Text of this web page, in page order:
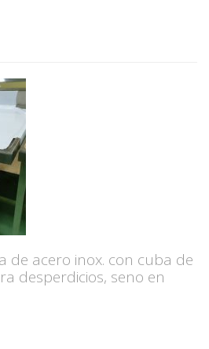
de acero inox. con cuba de
desperdicios, seno en